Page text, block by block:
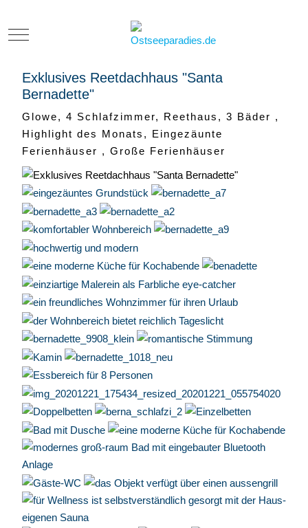
Mobile Menu Toggle
Exklusives Reetdachhaus "Santa
Bernadette"
Glowe, 4 Schlafzimmer, Reethaus, 3 Bäder ,
Highlight des Monats, Eingezäunte
Ferienhäuser , Große Ferienhäuser